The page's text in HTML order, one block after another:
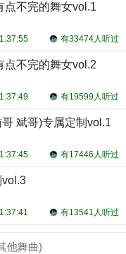
点不完的舞女vol.1
有33474人听过
点不完的舞女vol.2
有19599人听过
斌哥)专属定制vol.1
有17446人听过
vol.3
有13541人听过
他舞曲)